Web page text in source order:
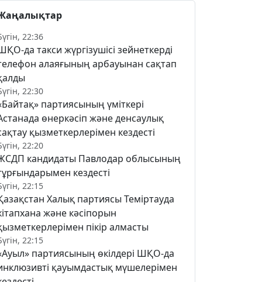
22:36
да такси жүргізушісі зейнеткерді
алаяғының арбауынан сақтап
22:30
партиясының үміткері
өнеркәсіп және денсаулық
қызметкерлерімен кездесті
22:20
кандидаты Павлодар облысының
кездесті
22:15
Халық партиясы Теміртауда
және кәсіпорын
пікір алмасты
22:15
партиясының өкілдері ШҚО-да
қауымдастық мүшелерімен